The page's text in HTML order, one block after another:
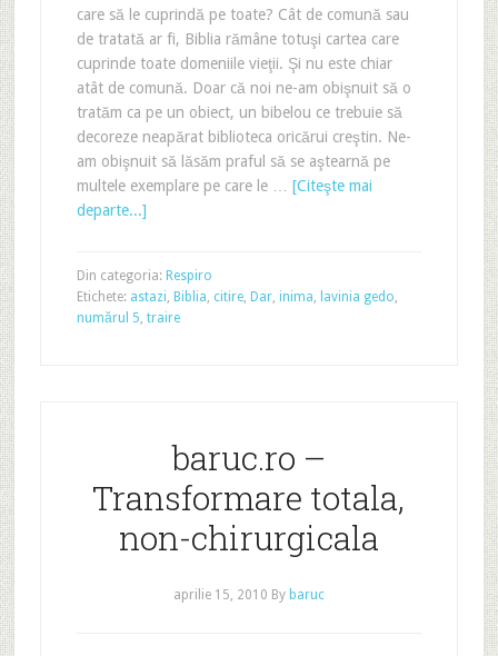
care să le cuprindă pe toate? Cât de comună sau
de tratată ar fi, Biblia rămâne totuşi cartea care
cuprinde toate domeniile vieţii. Şi nu este chiar
atât de comună. Doar că noi ne-am obişnuit să o
tratăm ca pe un obiect, un bibelou ce trebuie să
decoreze neapărat biblioteca oricărui creştin. Ne-
am obişnuit să lăsăm praful să se aştearnă pe
multele exemplare pe care le … [Citeşte mai
departe...]
Din categoria: Respiro
Etichete: astazi, Biblia, citire, Dar, inima, lavinia gedo,
numărul 5, traire
baruc.ro –
Transformare totala,
non-chirurgicala
aprilie 15, 2010 By baruc